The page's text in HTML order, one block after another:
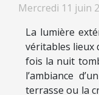
Mercredi 11 juin
La lumière
véritables lieux
fois la nuit
l’ambiance
terrasse ou la